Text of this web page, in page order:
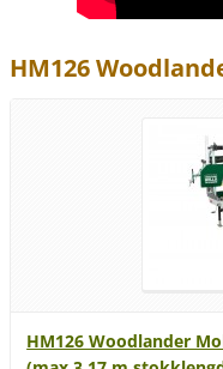
HM126
HM126 Woodlander